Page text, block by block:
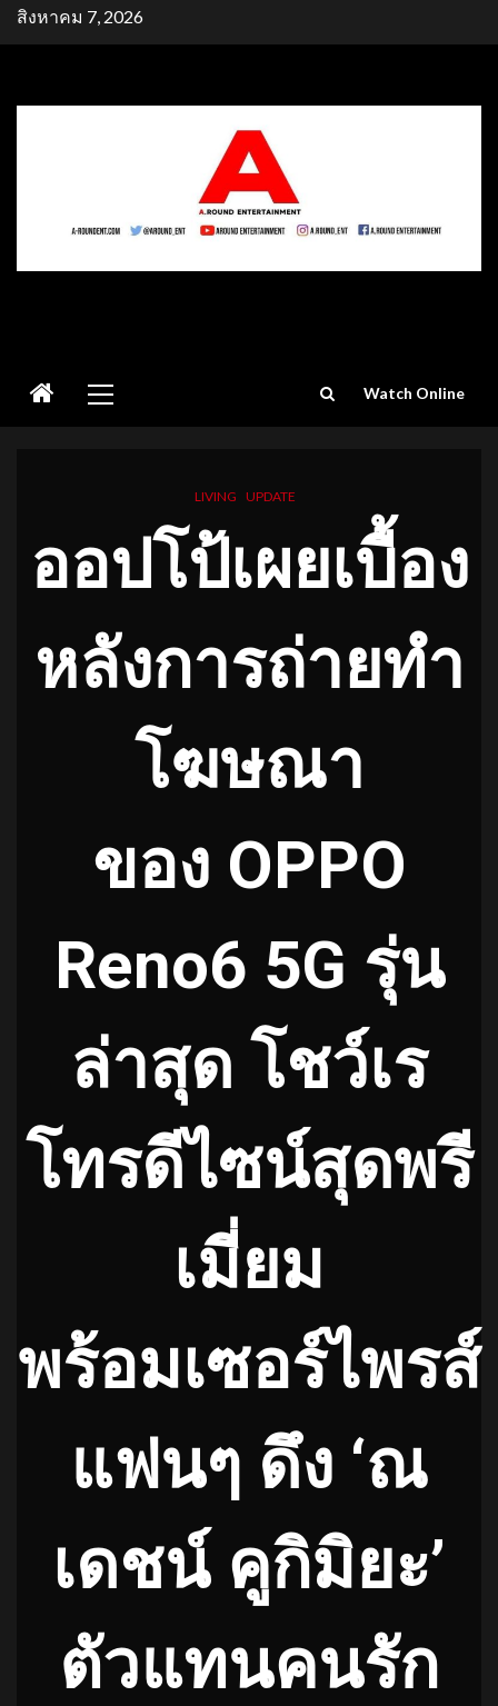
Skipสิงหาคม 7, 2026
Menu
Watch Online
LIVING UPDATE
ออปโป้เผยเบื้อง
หลังการถ่ายทำ
โฆษณา
ของ OPPO
Reno6 5G รุ่น
ล่าสุด โชว์เร
โทรดีไซน์สุดพรี
เมี่ยม
พร้อมเซอร์ไพรส์
แฟนๆ ดึง ‘ณ
เดชน์ คูกิมิยะ’
ตัวแทนคนรัก